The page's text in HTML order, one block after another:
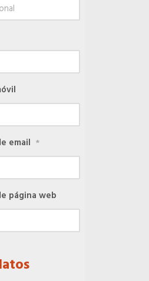
email *
página web